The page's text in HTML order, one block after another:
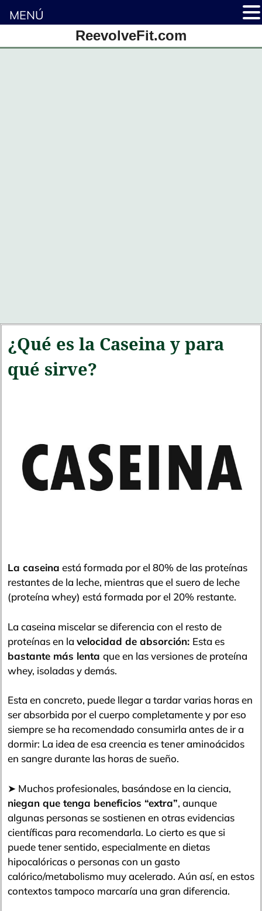
al
ReevolveFit.com
¿Qué es la Caseina y para
qué sirve?
La caseina está formada por el 80% de las proteínas
restantes de la leche, mientras que el suero de leche
(proteína whey) está formada por el 20% restante.
La caseina miscelar se diferencia con el resto de
proteínas en la velocidad de absorción: Esta es
bastante más lenta que en las versiones de proteína
whey, isoladas y demás.
Esta en concreto, puede llegar a tardar varias horas en
ser absorbida por el cuerpo completamente y por eso
siempre se ha recomendado consumirla antes de ir a
dormir: La idea de esa creencia es tener aminoácidos
en sangre durante las horas de sueño.
➤ Muchos profesionales, basándose en la ciencia,
niegan que tenga beneficios “extra”, aunque
algunas personas se sostienen en otras evidencias
científicas para recomendarla. Lo cierto es que si
puede tener sentido, especialmente en dietas
hipocalóricas o personas con un gasto
calórico/metabolismo muy acelerado. Aún así, en estos
contextos tampoco marcaría una gran diferencia.
MENÚ